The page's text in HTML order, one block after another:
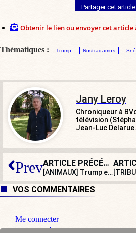
Partager cet article
Obtenir le lien ou envoyer cet article
Thématiques : Trump Nostradamus
Jany Leroy
Chroniqueur à
télévision
Jean-Luc
Prev ARTICLE PRÉCÉDENT
[ANIMAUX] Trump et la condition animale: une désinformation bien française
VOS COMMENTAIRES
Me connecter
M'inscrire à l'espace commentaire